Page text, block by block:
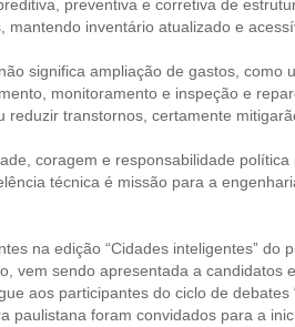
preventiva e corretiva de
inventário atualizado e
significa ampliação de gastos, como
monitoramento e inspeção e
transtornos, certamente
coragem e responsabilidade
técnica é missão para a
na edição “Cidades inteligentes” do
vem sendo apresentada a candidatos
aos participantes do ciclo de debates
paulistana foram convidados para a